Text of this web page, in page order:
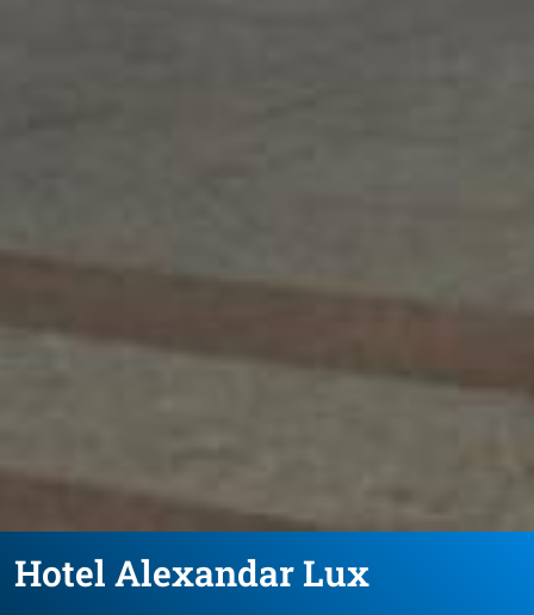
Hotel Alexandar Lux